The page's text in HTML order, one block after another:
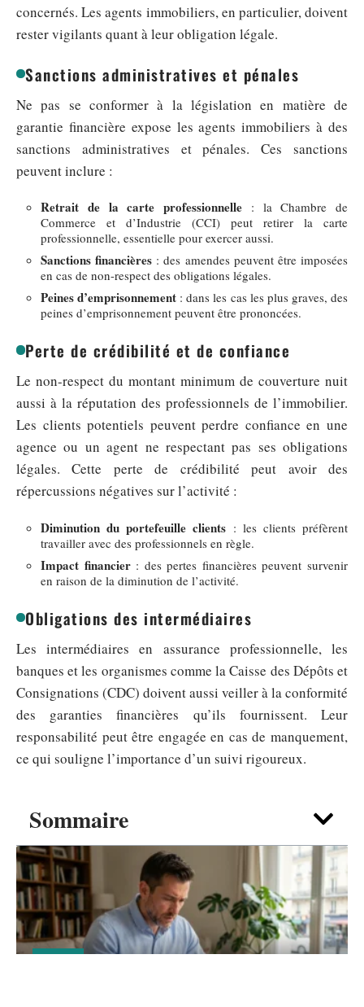
Sommaire
LOYER
concernés. Les agents immobiliers, en particulier, doivent
rester vigilants quant à leur obligation légale.
Sanctions administratives et pénales
Ne pas se conformer à la législation en matière de
garantie financière expose les agents immobiliers à des
sanctions administratives et pénales. Ces sanctions
peuvent inclure :
Retrait de la carte professionnelle : la Chambre de
Commerce et d’Industrie (CCI) peut retirer la carte
professionnelle, essentielle pour exercer aussi.
Sanctions financières : des amendes peuvent être imposées
en cas de non-respect des obligations légales.
Peines d’emprisonnement : dans les cas les plus graves, des
peines d’emprisonnement peuvent être prononcées.
Perte de crédibilité et de confiance
Le non-respect du montant minimum de couverture nuit
aussi à la réputation des professionnels de l’immobilier.
Les clients potentiels peuvent perdre confiance en une
agence ou un agent ne respectant pas ses obligations
légales. Cette perte de crédibilité peut avoir des
répercussions négatives sur l’activité :
Diminution du portefeuille clients : les clients préfèrent
travailler avec des professionnels en règle.
Impact financier: des pertes financières peuvent survenir
en raison de la diminution de l’activité.
Obligations des intermédiaires
Les intermédiaires en assurance professionnelle, les
banques et les organismes comme la Caisse des Dépôts et
Consignations (CDC) doivent aussi veiller à la conformité
des garanties financières qu’ils fournissent. Leur
responsabilité peut être engagée en cas de manquement,
ce qui souligne l’importance d’un suivi rigoureux.